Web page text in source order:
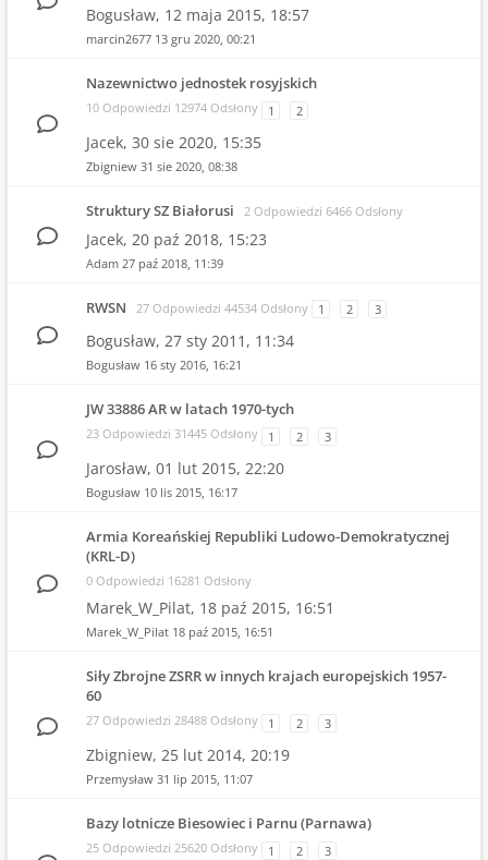
Bogusław, 12 maja 2015, 18:57
marcin2677 13 gru 2020, 00:21
Nazewnictwo jednostek rosyjskich
10 Odpowiedzi 12974 Odsłony 1 2
Jacek, 30 sie 2020, 15:35
Zbigniew 31 sie 2020, 08:38
Struktury SZ Białorusi 2 Odpowiedzi 6466 Odsłony
Jacek, 20 paź 2018, 15:23
Adam 27 paź 2018, 11:39
RWSN 27 Odpowiedzi 44534 Odsłony 1 2 3
Bogusław, 27 sty 2011, 11:34
Bogusław 16 sty 2016, 16:21
JW 33886 AR w latach 1970-tych
23 Odpowiedzi 31445 Odsłony 1 2 3
Jarosław, 01 lut 2015, 22:20
Bogusław 10 lis 2015, 16:17
Armia Koreańskiej Republiki Ludowo-Demokratycznej
(KRL-D)
0 Odpowiedzi 16281 Odsłony
Marek_W_Pilat, 18 paź 2015, 16:51
Marek_W_Pilat 18 paź 2015, 16:51
Siły Zbrojne ZSRR w innych krajach europejskich 1957-
60
27 Odpowiedzi 28488 Odsłony 1 2 3
Zbigniew, 25 lut 2014, 20:19
Przemysław 31 lip 2015, 11:07
Bazy lotnicze Biesowiec i Parnu (Parnawa)
25 Odpowiedzi 25620 Odsłony 1 2 3